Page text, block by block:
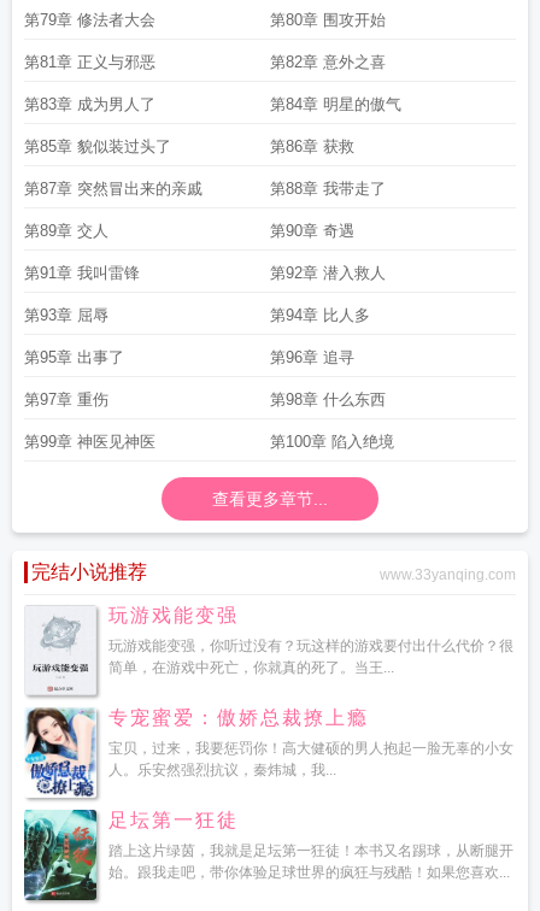
第79章 修法者大会 第80章 围攻开始
第81章 正义与邪恶 第82章 意外之喜
第83章 成为男人了 第84章 明星的傲气
第85章 貌似装过头了 第86章 获救
第87章 突然冒出来的亲戚 第88章 我带走了
第89章 交人 第90章 奇遇
第91章 我叫雷锋 第92章 潜入救人
第93章 屈辱 第94章 比人多
第95章 出事了 第96章 追寻
第97章 重伤 第98章 什么东西
第99章 神医见神医 第100章 陷入绝境
查看更多章节...
完结小说推荐 www.33yanqing.com
玩游戏能变强
玩游戏能变强，你听过没有？玩这样的游戏要付出什么代价？很
简单，在游戏中死亡，你就真的死了。当王...
专宠蜜爱：傲娇总裁撩上瘾
宝贝，过来，我要惩罚你！高大健硕的男人抱起一脸无辜的小女
人。乐安然强烈抗议，秦炜城，我...
足坛第一狂徒
踏上这片绿茵，我就是足坛第一狂徒！本书又名踢球，从断腿开
始。跟我走吧，带你体验足球世界的疯狂与残酷！如果您喜欢...